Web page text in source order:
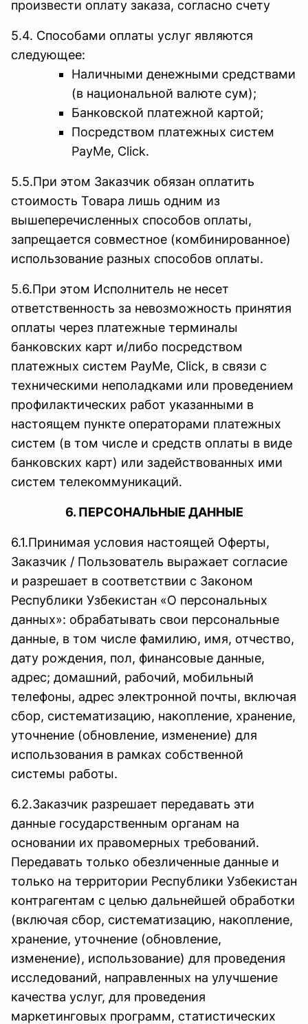
произвести оплату заказа, согласно счету
5.4. Способами оплаты услуг являются
следующее:
Наличными денежными средствами
(в национальной валюте сум);
Банковской платежной картой;
Посредством платежных систем
PayMe, Click.
5.5.При этом Заказчик обязан оплатить
стоимость Товара лишь одним из
вышеперечисленных способов оплаты,
запрещается совместное (комбинированное)
использование разных способов оплаты.
5.6.При этом Исполнитель не несет
ответственность за невозможность принятия
оплаты через платежные терминалы
банковских карт и/либо посредством
платежных систем PayMe, Click, в связи с
техническими неполадками или проведением
профилактических работ указанными в
настоящем пункте операторами платежных
систем (в том числе и средств оплаты в виде
банковских карт) или задействованных ими
систем телекоммуникаций.
6. ПЕРСОНАЛЬНЫЕ ДАННЫЕ
6.1.Принимая условия настоящей Оферты,
Заказчик / Пользователь выражает согласие
и разрешает в соответствии с Законом
Республики Узбекистан «О персональных
данных»: обрабатывать свои персональные
данные, в том числе фамилию, имя, отчество,
дату рождения, пол, финансовые данные,
адрес; домашний, рабочий, мобильный
телефоны, адрес электронной почты, включая
сбор, систематизацию, накопление, хранение,
уточнение (обновление, изменение) для
использования в рамках собственной
системы работы.
6.2.Заказчик разрешает передавать эти
данные государственным органам на
основании их правомерных требований.
Передавать только обезличенные данные и
только на территории Республики Узбекистан
контрагентам с целью дальнейшей обработки
(включая сбор, систематизацию, накопление,
хранение, уточнение (обновление,
изменение), использование) для проведения
исследований, направленных на улучшение
качества услуг, для проведения
маркетинговых программ, статистических